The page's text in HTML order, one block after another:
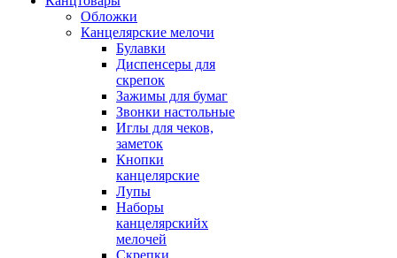
Обложки
Канцелярские мелочи
Булавки
Диспенсеры для
скрепок
Зажимы для бумаг
Звонки настольные
Иглы для чеков,
заметок
Кнопки
канцелярские
Лупы
Наборы
канцелярскийх
мелочей
Скрепки